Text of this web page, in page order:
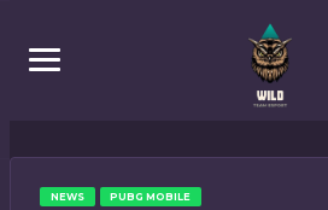
NEWS PUBG MOBILE